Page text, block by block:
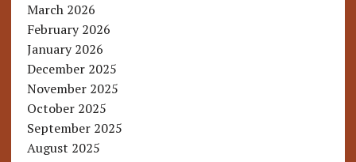
March 2026
February 2026
January 2026
December 2025
November 2025
October 2025
September 2025
August 2025